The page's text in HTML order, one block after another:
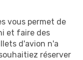
vous permet de
et faire des
d'avion n'a
réserver